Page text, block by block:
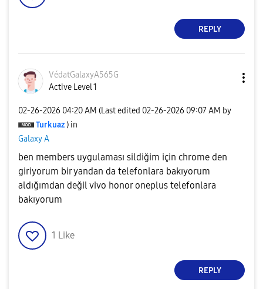
REPLY
VédatGalaxyA565G
Active Level 1
‎02-26-2026 04:20 AM (Last edited ‎02-26-2026 09:07 AM by
Turkuaz ) in
Galaxy A
ben members uygulaması sildiğim için chrome den
giriyorum bir yandan da telefonlara bakıyorum
aldığımdan değil vivo honor oneplus telefonlara
bakıyorum
1 Like
REPLY